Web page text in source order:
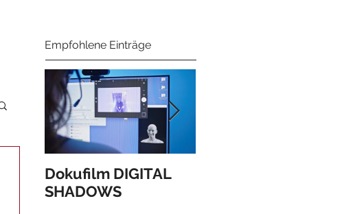
Empfohlene Einträge
Dokufilm DIGITAL
SHADOWS